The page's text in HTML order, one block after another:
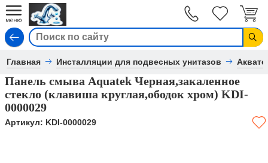
Главная Инсталляции для подвесных унитазов
Панель смыва Aquatek Черная,закаленное
стекло (клавиша круглая,ободок хром) KDI-
0000029
Артикул: KDI-0000029